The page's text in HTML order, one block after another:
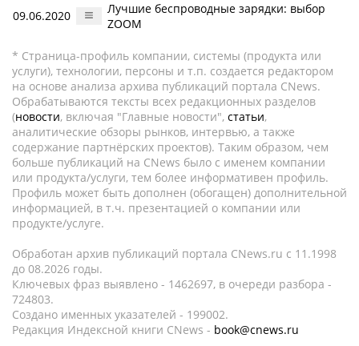
09.06.2020
Лучшие беспроводные зарядки: выбор
ZOOM
* Страница-профиль компании, системы (продукта или
услуги), технологии, персоны и т.п. создается редактором
на основе анализа архива публикаций портала CNews.
Обрабатываются тексты всех редакционных разделов
(новости, включая "Главные новости", статьи,
аналитические обзоры рынков, интервью, а также
содержание партнёрских проектов). Таким образом, чем
больше публикаций на CNews было с именем компании
или продукта/услуги, тем более информативен профиль.
Профиль может быть дополнен (обогащен) дополнительной
информацией, в т.ч. презентацией о компании или
продукте/услуге.
Обработан архив публикаций портала CNews.ru c 11.1998
до 08.2026 годы.
Ключевых фраз выявлено - 1462697, в очереди разбора -
724803.
Создано именных указателей - 199002.
Редакция Индексной книги CNews - book@cnews.ru